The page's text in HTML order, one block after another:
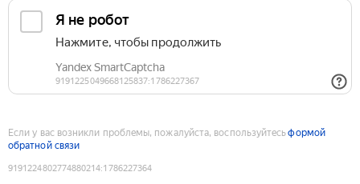
Если у вас возникли проблемы, пожалуйста, воспользуйтесьформой
обратной связи
9191224802774880214:1786227364